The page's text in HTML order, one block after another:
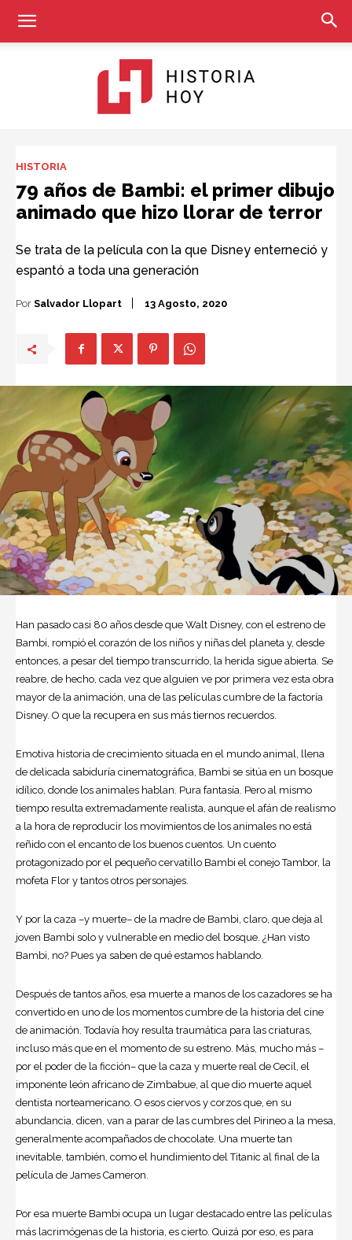
Hoy
HISTORIA
79 años de Bambi: el primer dibujo
animado que hizo llorar de terror
Se trata de la película con la que Disney enterneció y
espantó a toda una generación
Por Salvador Llopart 13 Agosto, 2020
Han pasado casi 80 años desde que Walt Disney, con el estreno de
Bambi , rompió el corazón de los niños y niñas del planeta y, desde
entonces, a pesar del tiempo transcurrido, la herida sigue abierta. Se
reabre, de hecho, cada vez que alguien ve por primera vez esta obra
mayor de la animación, una de las películas cumbre de la factoría
Disney. O que la recupera en sus más tiernos recuerdos.
Emotiva historia de crecimiento situada en el mundo animal, llena
de delicada sabiduría cinematográfica, Bambi se sitúa en un bosque
idílico, donde los animales hablan. Pura fantasía. Pero al mismo
tiempo resulta extremadamente realista, aunque el afán de realismo
a la hora de reproducir los movimientos de los animales no está
reñido con el encanto de los buenos cuentos. Un cuento
protagonizado por el pequeño cervatillo Bambi el conejo Tambor, la
mofeta Flor y tantos otros personajes.
Y por la caza –y muerte– de la madre de Bambi, claro, que deja al
joven Bambi solo y vulnerable en medio del bosque. ¿Han visto
Bambi, no? Pues ya saben de qué estamos hablando.
Después de tantos años, esa muerte a manos de los cazadores se ha
convertido en uno de los momentos cumbre de la historia del cine
de animación. Todavía hoy resulta traumática para las criaturas,
incluso más que en el momento de su estreno. Más, mucho más –
por el poder de la ficción– que la caza y muerte real de Cecil, el
imponente león africano de Zim­babue, al que dio muerte aquel
dentista norteamericano. O esos ciervos y corzos que, en su
abundancia, dicen, van a parar de las cumbres del Pirineo a la mesa,
generalmente acompañados de chocolate. Una muerte tan
inevitable, también, como el hundimiento del Titanic al final de la
película de James Cameron.
Por esa muerte Bambi ocupa un lugar destacado entre las películas
más lacrimógenas de la historia, es cierto. Quizá por eso, es para